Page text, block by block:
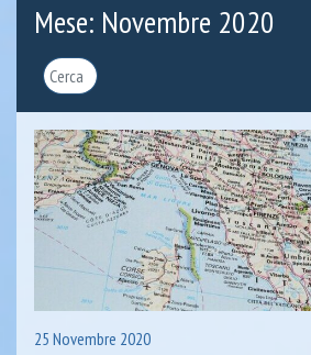
Mese: Novembre 2020
25 Novembre 2020